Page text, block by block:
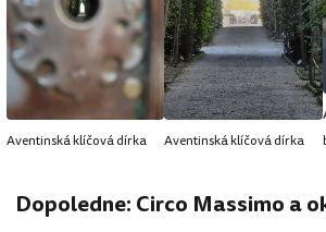
Aventinská klíčová dírka Aventinská klíčová dírka
Dopoledne: Circo Massimo a